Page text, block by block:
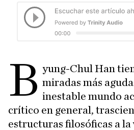
B yung-Chul Han
miradas más
inestable mundo
crítico en general,
estructuras filosóficas a la